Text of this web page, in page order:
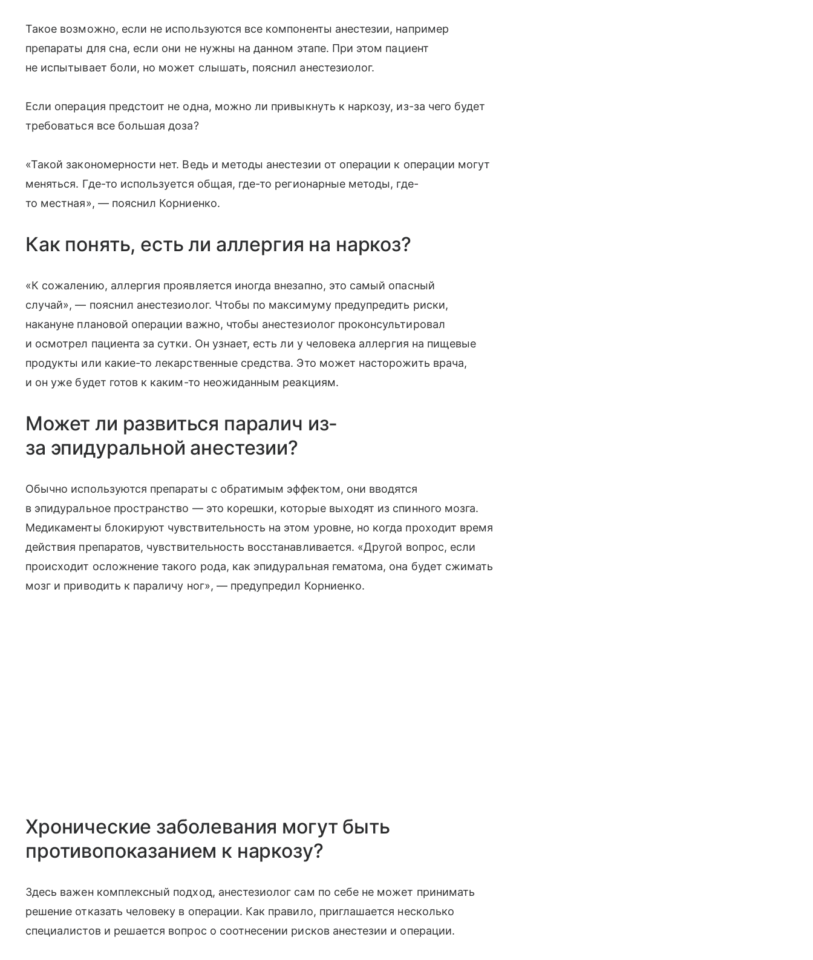
Такое возможно, если не используются все компоненты анестезии, например
препараты для сна, если они не нужны на данном этапе. При этом пациент
не испытывает боли, но может слышать, пояснил анестезиолог.
Если операция предстоит не одна, можно ли привыкнуть к наркозу, из-за чего будет
требоваться все большая доза?
«Такой закономерности нет. Ведь и методы анестезии от операции к операции могут
меняться. Где-то используется общая, где-то регионарные методы, где-
то местная», — пояснил Корниенко.
Как понять, есть ли аллергия на наркоз?
«К сожалению, аллергия проявляется иногда внезапно, это самый опасный
случай», — пояснил анестезиолог. Чтобы по максимуму предупредить риски,
накануне плановой операции важно, чтобы анестезиолог проконсультировал
и осмотрел пациента за сутки. Он узнает, есть ли у человека аллергия на пищевые
продукты или какие-то лекарственные средства. Это может насторожить врача,
и он уже будет готов к каким-то неожиданным реакциям.
Может ли развиться паралич из-
за эпидуральной анестезии?
Обычно используются препараты с обратимым эффектом, они вводятся
в эпидуральное пространство — это корешки, которые выходят из спинного мозга.
Медикаменты блокируют чувствительность на этом уровне, но когда проходит время
действия препаратов, чувствительность восстанавливается. «Другой вопрос, если
происходит осложнение такого рода, как эпидуральная гематома, она будет сжимать
мозг и приводить к параличу ног», — предупредил Корниенко.
Хронические заболевания могут быть
противопоказанием к наркозу?
Здесь важен комплексный подход, анестезиолог сам по себе не может принимать
решение отказать человеку в операции. Как правило, приглашается несколько
специалистов и решается вопрос о соотнесении рисков анестезии и операции.